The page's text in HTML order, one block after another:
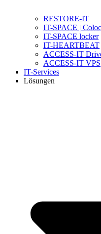
RESTORE-IT
IT-SPACE |
IT-SPACE locker
IT-HEARTBEAT
ACCESS-IT
ACCESS-IT VPS
IT-Services
Lösungen